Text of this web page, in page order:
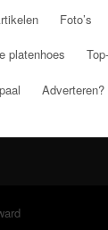
Foto’s
platenhoes
Adverteren?